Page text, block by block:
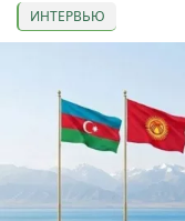
ИНТЕРВЬЮ